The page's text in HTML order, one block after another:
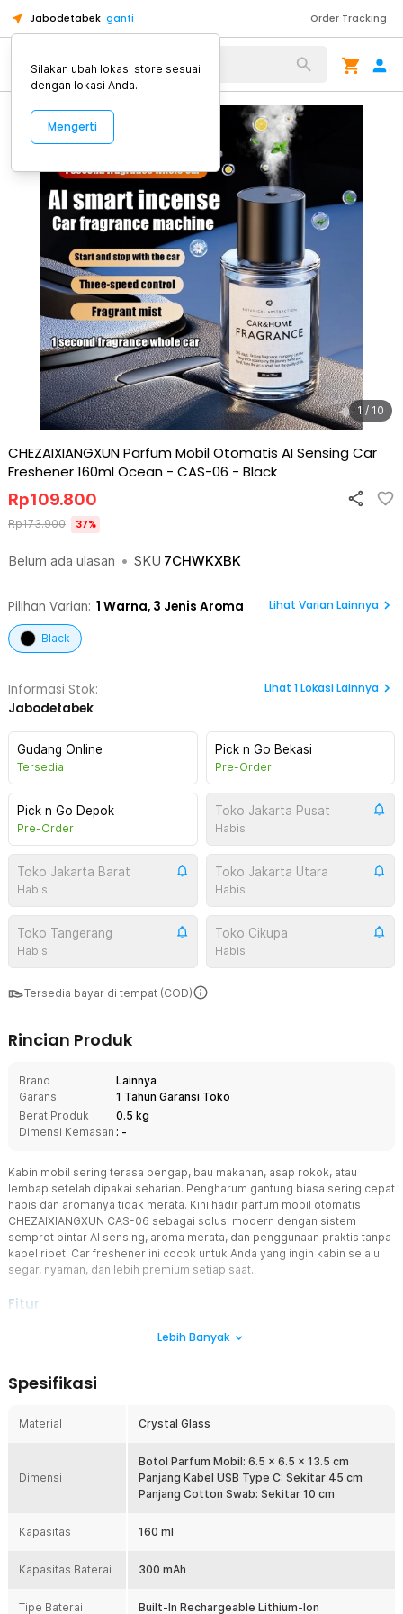
Jabodetabek ganti Order Tracking
Alat Kopi
1 / 10
CHEZAIXIANGXUN Parfum Mobil Otomatis AI Sensing Car
Freshener 160ml Ocean - CAS-06 - Black
Belum ada ulasan • SKU 7CHWKXBK
Rp109.800
Rp173.900 37%
Pilihan Varian: 1 Warna, 3 Jenis Aroma Lihat Varian Lainnya
Black
Informasi Stok:
Jabodetabek
Lihat 1Lokasi Lainnya
Gudang Online
Tersedia
Pick n Go Bekasi
Pre-Order
Pick n Go Depok
Pre-Order
Toko Jakarta Pusat
Habis
Toko Jakarta Barat
Habis
Toko Jakarta Utara
Habis
Toko Tangerang
Habis
Toko Cikupa
Habis
Tersedia bayar di tempat (COD)
Rincian Produk
Brand
Lainnya
Garansi
1 Tahun Garansi Toko
Berat Produk
0.5 kg
Dimensi Kemasan : -
Kabin mobil sering terasa pengap, bau makanan, asap rokok, atau
lembap setelah dipakai seharian. Pengharum gantung biasa sering cepat
habis dan aromanya tidak merata. Kini hadir parfum mobil otomatis
CHEZAIXIANGXUN CAS-06 sebagai solusi modern dengan sistem
semprot pintar AI sensing, aroma merata, dan penggunaan praktis tanpa
kabel ribet. Car freshener ini cocok untuk Anda yang ingin kabin selalu
segar, nyaman, dan lebih premium setiap saat.
Fitur
diffuser akan aktif otomatis sehingga Anda tidak perlu menyalakan
standby untuk menghemat baterai dan cairan parfum.
Tersedia 3 mode semprot sesuai kebutuhan penggunaan harian.
Anda bisa memilih aroma ringan untuk penggunaan santai atau
mode lebih kuat saat kabin terasa kurang segar. Pengaturan cukup
digunakan.
Menggunakan sistem atomisasi ultrasonik yang mengubah cairan
dibanding parfum biasa dan cepat menyebar ke seluruh kabin. Car
Lebih Banyak
Spesifikasi
Material Crystal Glass
Dimensi
Botol Parfum Mobil: 6.5 x 6.5 x 13.5 cm
Panjang Kabel USB Type C: Sekitar 45 cm
Panjang Cotton Swab: Sekitar 10 cm
Kapasitas 160 ml
Kapasitas Baterai 300 mAh
Tipe Baterai Built-In Rechargeable Lithium-Ion
Silakan ubah lokasi store sesuai
dengan lokasi Anda.
Mengerti